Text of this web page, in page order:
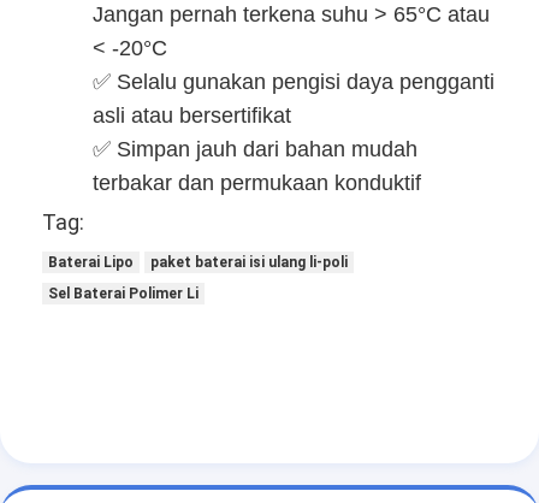
Jangan pernah terkena suhu > 65°C atau
< -20°C
✅ Selalu gunakan pengisi daya pengganti
asli atau bersertifikat
✅ Simpan jauh dari bahan mudah
terbakar dan permukaan konduktif
Tag:
Baterai Lipo
paket baterai isi ulang li-poli
Sel Baterai Polimer Li